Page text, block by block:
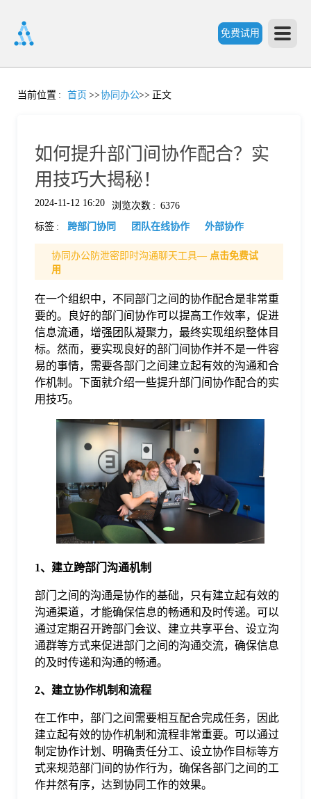
免费试用
首
价
格
当前位置 : 首页 >>协同办公>> 正文
如何提升部门间协作配合？实
用技巧大揭秘！
2024-11-12 16:20 浏览次数 : 6376
标签 : 跨部门协同 团队在线协作 外部协作
协同办公防泄密即时沟通聊天工具— 点击免费试
用
在一个组织中，不同部门之间的协作配合是非常重
要的。良好的部门间协作可以提高工作效率，促进
信息流通，增强团队凝聚力，最终实现组织整体目
标。然而，要实现良好的部门间协作并不是一件容
易的事情，需要各部门之间建立起有效的沟通和合
作机制。下面就介绍一些提升部门间协作配合的实
用技巧。
1、建立跨部门沟通机制
部门之间的沟通是协作的基础，只有建立起有效的
沟通渠道，才能确保信息的畅通和及时传递。可以
通过定期召开跨部门会议、建立共享平台、设立沟
通群等方式来促进部门之间的沟通交流，确保信息
的及时传递和沟通的畅通。
2、建立协作机制和流程
在工作中，部门之间需要相互配合完成任务，因此
建立起有效的协作机制和流程非常重要。可以通过
制定协作计划、明确责任分工、设立协作目标等方
式来规范部门间的协作行为，确保各部门之间的工
作井然有序，达到协同工作的效果。